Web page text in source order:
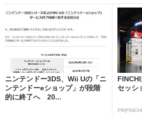
ニンテンドー3DS、Wii Uの「ニ
ンテンドーeショップ」が段階
的に終了へ 20...
セッシ